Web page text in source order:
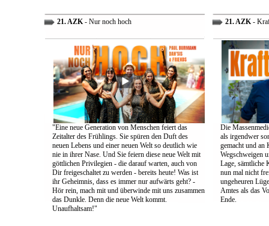
21. AZK- Nur noch hoch
"Eine neue Generation von Menschen feiert das
Zeitalter des Frühlings. Sie spüren den Duft des
neuen Lebens und einer neuen Welt so deutlich wie
nie in ihrer Nase. Und Sie feiern diese neue Welt mit
göttlichen Privilegien - die darauf warten, auch von
Dir freigeschaltet zu werden - bereits heute! Was ist
ihr Geheimnis, dass es immer nur aufwärts geht? -
Hör rein, mach mit und überwinde mit uns zusammen
das Dunkle. Denn die neue Welt kommt.
Unaufhaltsam!"
21. AZK-
Die
als irgendwer
gemacht und an
Wegschweigen
Lage, sämtliche
nun mal nicht
ungeheuren
Amtes als das
Ende.